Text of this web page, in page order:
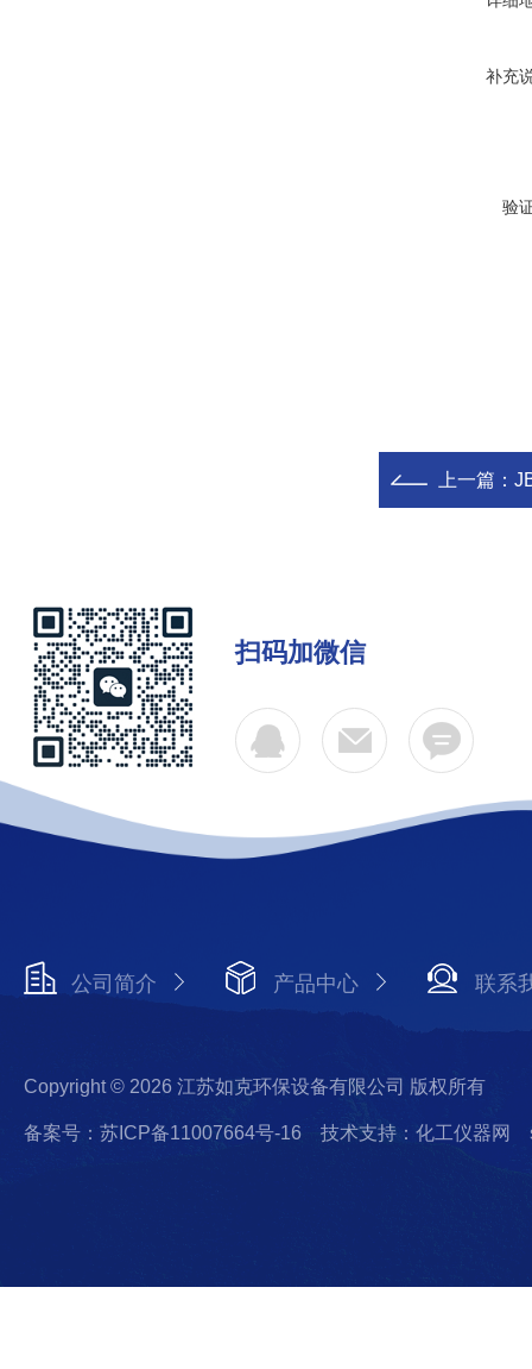
补充
验
上一篇：
扫码加微信
公司简介 产品中心 联系
Copyright © 2026 江苏如克环保设备有限公司 版权所有
备案号：苏ICP备11007664号-16 技术支持：化工仪器网